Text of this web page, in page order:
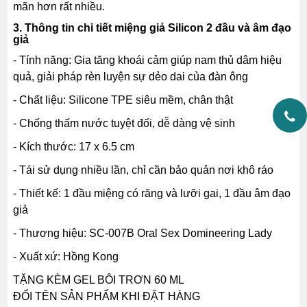
mãn hơn rất nhiều.
3. Thông tin chi tiết miệng giả Silicon 2 đầu và âm đạo
giả
- Tính năng: Gia tăng khoái cảm giúp nam thủ dâm hiệu
quả, giải pháp rèn luyện sự dẻo dai của đàn ông
- Chất liệu: Silicone TPE siêu mềm, chân thật
- Chống thấm nước tuyệt đối, dễ dàng vệ sinh
- Kích thước: 17 x 6.5 cm
- Tái sử dụng nhiều lần, chỉ cần bảo quản nơi khô ráo
- Thiết kế: 1 đầu miệng có răng và lưỡi gai, 1 đầu âm đạo
giả
- Thương hiệu: SC-007B Oral Sex Domineering Lady
- Xuất xứ: Hồng Kong
TẶNG KÈM GEL BÔI TRƠN 60 ML
ĐỔI TÊN SẢN PHẨM KHI ĐẶT HÀNG